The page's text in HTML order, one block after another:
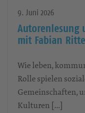
9. Juni 2026
Autorenlesung
mit Fabian
Wie leben,
Rolle spielen
Gemeinschaften,
Kulturen […]